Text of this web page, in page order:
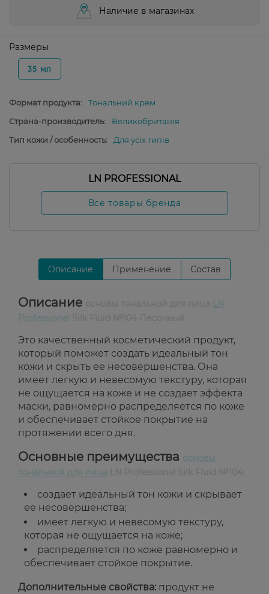
Наличие в магазинах
Размеры
35 мл
Формат продукта:
Тональний крем
Страна-производитель:
Великобританія
Тип кожи / особенность:
Для усіх типів
LN PROFESSIONAL
Все товары бренда
Описание Применение Состав
Описание
LN
Professional
Это качественный косметический продукт,
который поможет создать идеальный тон
кожи и скрыть ее несовершенства. Она
имеет легкую и невесомую текстуру, которая
не ощущается на коже и не создает эффекта
маски, равномерно распределяется по коже
и обеспечивает стойкое покрытие на
протяжении всего дня.
Основные преимущества основы
тональной для лица
создает идеальный тон кожи и скрывает
ее несовершенства;
имеет легкую и невесомую текстуру,
которая не ощущается на коже;
распределяется по коже равномерно и
обеспечивает стойкое покрытие.
Дополнительные свойства: продукт не